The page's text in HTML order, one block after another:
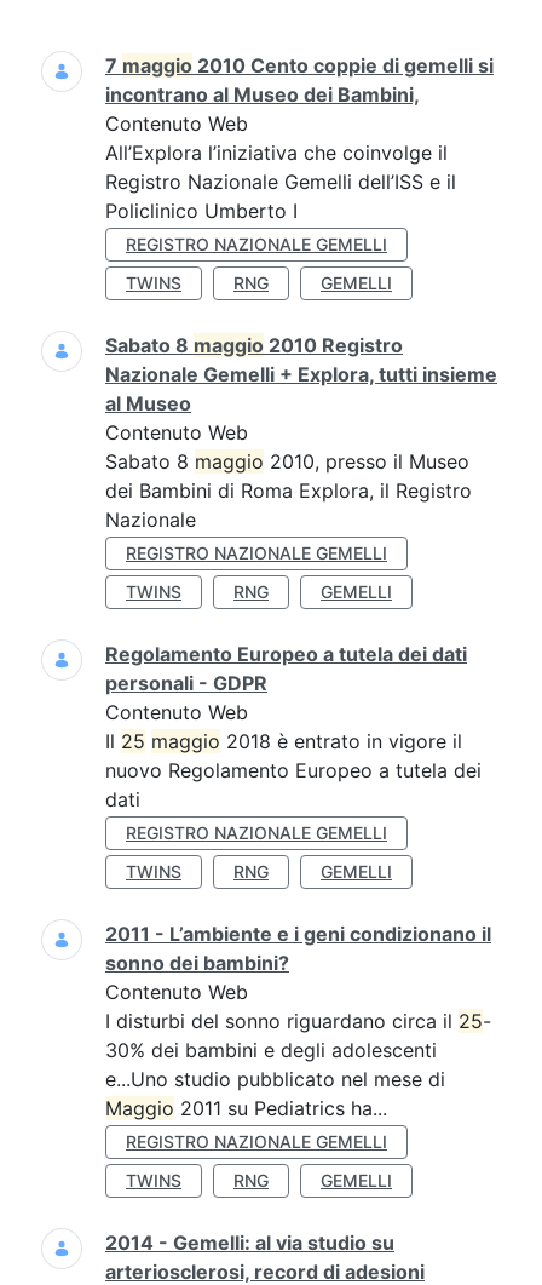
Ricerca
7 maggio 2010 Cento coppie di gemelli si
incontrano al Museo dei Bambini,
Contenuto Web
All’Explora l’iniziativa che coinvolge il
Registro Nazionale Gemelli dell’ISS e il
Policlinico Umberto I
REGISTRO NAZIONALE GEMELLI
TWINS
RNG GEMELLI
Sabato 8 maggio 2010 Registro
Nazionale Gemelli + Explora, tutti insieme
al Museo
Contenuto Web
Sabato 8 maggio 2010, presso il Museo
dei Bambini di Roma Explora, il Registro
Nazionale
REGISTRO NAZIONALE GEMELLI
TWINS
RNG GEMELLI
Regolamento Europeo a tutela dei dati
personali - GDPR
Contenuto Web
Il 25 maggio 2018 è entrato in vigore il
nuovo Regolamento Europeo a tutela dei
dati
REGISTRO NAZIONALE GEMELLI
TWINS
RNG GEMELLI
2011 - L’ambiente e i geni condizionano il
sonno dei bambini?
Contenuto Web
I disturbi del sonno riguardano circa il 25-
30% dei bambini e degli adolescenti
e...Uno studio pubblicato nel mese di
Maggio 2011 su Pediatrics ha...
REGISTRO NAZIONALE GEMELLI
TWINS
RNG GEMELLI
2014 - Gemelli: al via studio su
arteriosclerosi, record di adesioni